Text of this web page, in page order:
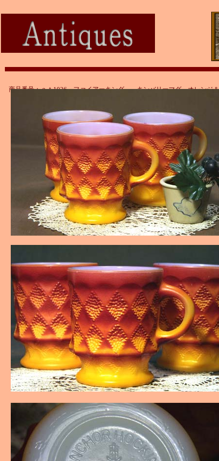
商品番号：ａｔ1026 ファイアーキング キンバリーマグ オレンジ